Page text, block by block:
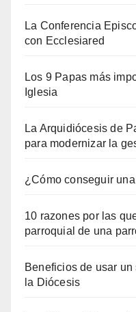
La Conferencia
con Ecclesiared
Los 9 Papas más
Iglesia
La Arquidiócesis de
para modernizar la
¿Cómo conseguir
10 razones por las
parroquial de una
Beneficios de usar
la Diócesis